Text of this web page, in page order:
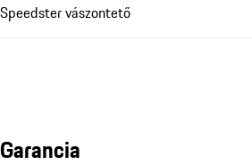
Speedster vászontető
Garancia